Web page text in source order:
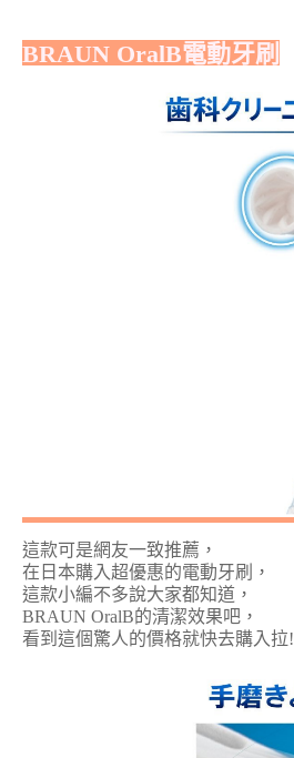
BRAUN OralB電動牙刷
這款可是網友一致推薦，
在日本購入超優惠的電動牙刷，
這款小編不多說大家都知道，
BRAUN OralB的清潔效果吧，
看到這個驚人的價格就快去購入拉!